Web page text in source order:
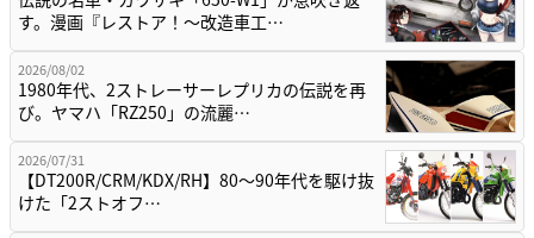
す。漫画『レストア！～改造車工…
2026/08/02
1980年代、2ストレーサーレプリカの伝説を再
び。ヤマハ「RZ250」の流麗…
2026/07/31
【DT200R/CRM/KDX/RH】80〜90年代を駆け抜
けた「2ストオフ…